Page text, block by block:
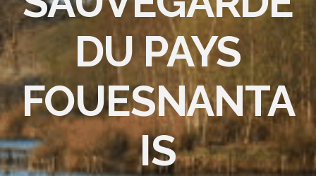
DU PAYS
FOUESNANTA
IS